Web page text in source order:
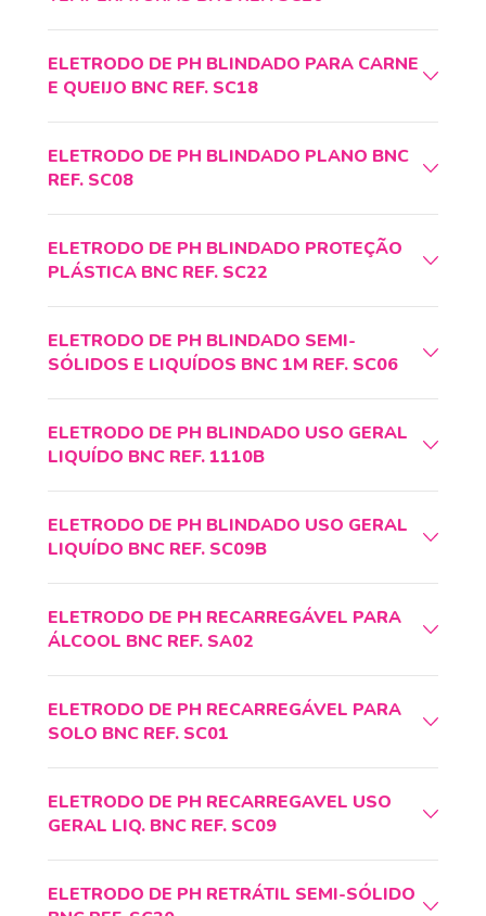
ELETRODO DE PH BLINDADO PARA CARNE
E QUEIJO BNC REF. SC18
ELETRODO DE PH BLINDADO PLANO BNC
REF. SC08
ELETRODO DE PH BLINDADO PROTEÇÃO
PLÁSTICA BNC REF. SC22
ELETRODO DE PH BLINDADO SEMI-
SÓLIDOS E LIQUÍDOS BNC 1M REF. SC06
ELETRODO DE PH BLINDADO USO GERAL
LIQUÍDO BNC REF. 1110B
ELETRODO DE PH BLINDADO USO GERAL
LIQUÍDO BNC REF. SC09B
ELETRODO DE PH RECARREGÁVEL PARA
ÁLCOOL BNC REF. SA02
ELETRODO DE PH RECARREGÁVEL PARA
SOLO BNC REF. SC01
ELETRODO DE PH RECARREGAVEL USO
GERAL LIQ. BNC REF. SC09
ELETRODO DE PH RETRÁTIL SEMI-SÓLIDO